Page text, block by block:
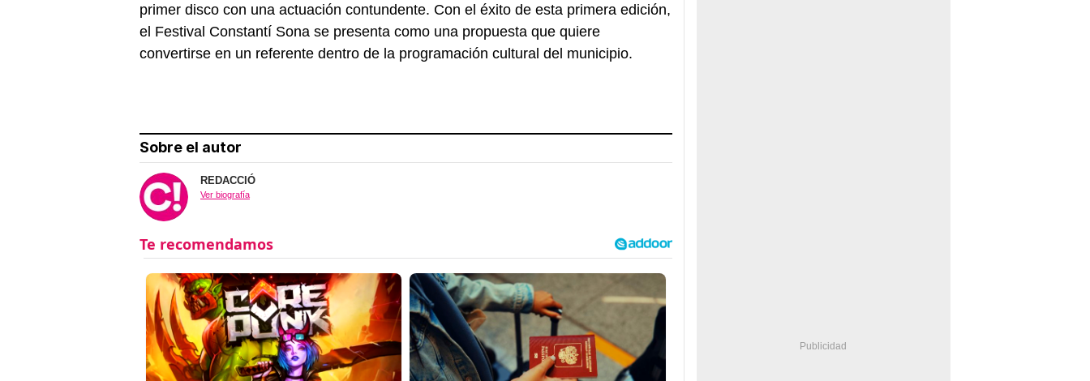
primer disco con una actuación contundente. Con el éxito de esta primera edición,
el Festival Constantí Sona se presenta como una propuesta que quiere
convertirse en un referente dentro de la programación cultural del municipio.
Sobre el autor
REDACCIÓ
Ver biografía